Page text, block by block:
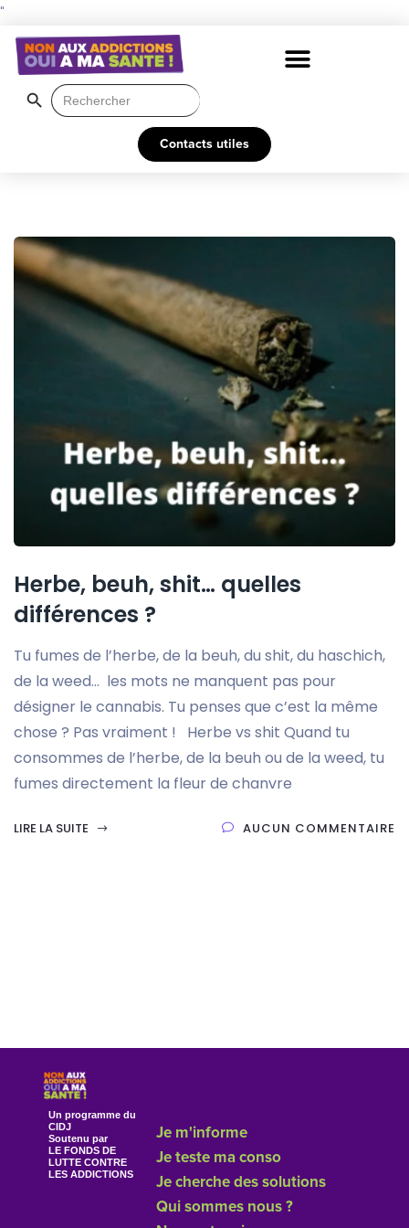
"
Search
for:
Search Button
Contacts utiles
Herbe, beuh, shit… quelles
différences ?
Tu fumes de l’herbe, de la beuh, du shit, du haschich,
de la weed… les mots ne manquent pas pour
désigner le cannabis. Tu penses que c’est la même
chose ? Pas vraiment ! Herbe vs shit Quand tu
consommes de l’herbe, de la beuh ou de la weed, tu
fumes directement la fleur de chanvre
LIRE LA SUITE AUCUN COMMENTAIRE
Un programme du
CIDJ
Soutenu par
LE FONDS DE
LUTTE CONTRE
LES ADDICTIONS
Je m'informe
Je teste ma conso
Je cherche des solutions
Qui sommes nous ?